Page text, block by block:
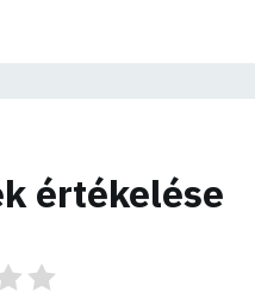
értékelése